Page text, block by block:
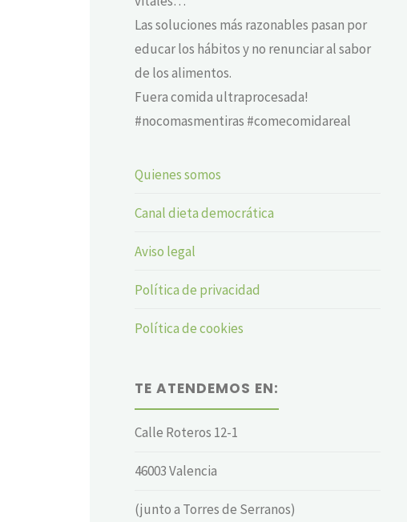
Las soluciones más razonables pasan por
educar los hábitos y no renunciar al sabor
de los alimentos.
Fuera comida ultraprocesada!
#nocomasmentiras #comecomidareal
Quienes somos
Canal dieta democrática
Aviso legal
Política de privacidad
Política de cookies
TE ATENDEMOS EN:
Calle Roteros 12-1
46003 Valencia
(junto a Torres de Serranos)